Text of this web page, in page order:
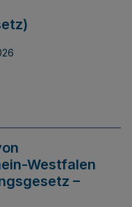
Westfalen
–